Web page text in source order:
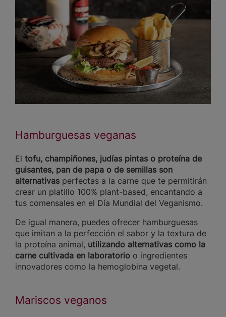
Hamburguesas veganas
El tofu, champiñones, judías pintas o proteína de
guisantes, pan de papa o de semillas son
alternativas perfectas a la carne que te permitirán
crear un platillo 100% plant-based, encantando a
tus comensales en el Día Mundial del Veganismo.
De igual manera, puedes ofrecer hamburguesas
que imitan a la perfección el sabor y la textura de
la proteína animal, utilizando alternativas como la
carne cultivada en laboratorio o ingredientes
innovadores como la hemoglobina vegetal.
Mariscos veganos